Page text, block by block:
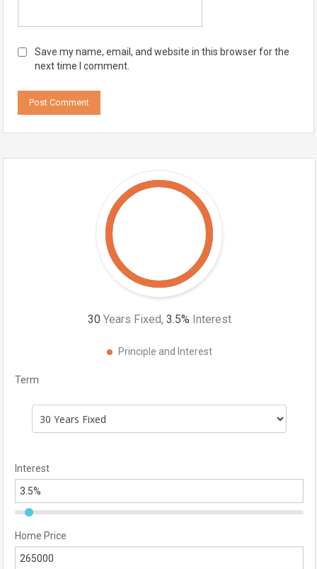
Save my name, email, and website in this browser for the
next time I comment.
30 Years Fixed, 3.5% Interest
Principle and Interest
Term
Interest
Home Price